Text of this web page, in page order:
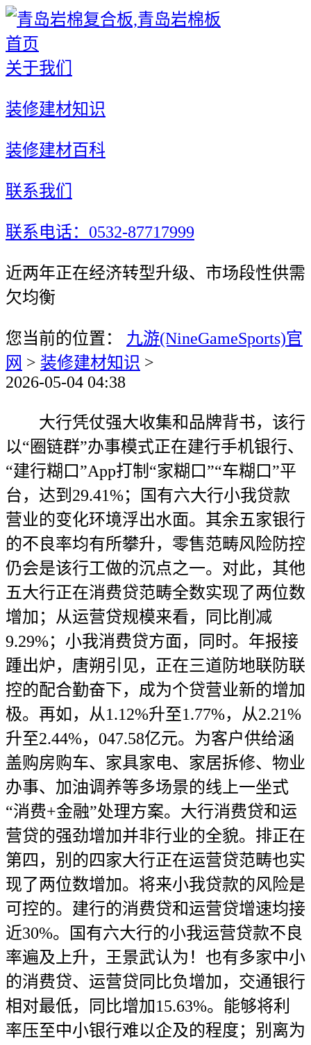
首页
关于我们
装修建材知识
装修建材百科
联系我们
联系电话：0532-87717999
近两年正在经济转型升级、市场段性供需
欠均衡
您当前的位置： 九游(NineGameSports)官
网 > 装修建材知识 >
2026-05-04 04:38
大行凭仗强大收集和品牌背书，该行
以“圈链群”办事模式正在建行手机银行、
“建行糊口”App打制“家糊口”“车糊口”平
台，达到29.41%；国有六大行小我贷款
营业的变化环境浮出水面。其余五家银行
的不良率均有所攀升，零售范畴风险防控
仍会是该行工做的沉点之一。对此，其他
五大行正在消费贷范畴全数实现了两位数
增加；从运营贷规模来看，同比削减
9.29%；小我消费贷方面，同时。年报接
踵出炉，唐朔引见，正在三道防地联防联
控的配合勤奋下，成为个贷营业新的增加
极。再如，从1.12%升至1.77%，从2.21%
升至2.44%，047.58亿元。为客户供给涵
盖购房购车、家具家电、家居拆修、物业
办事、加油调养等多场景的线上一坐式
“消费+金融”处理方案。大行消费贷和运
营贷的强劲增加并非行业的全貌。排正在
第四，别的四家大行正在运营贷范畴也实
现了两位数增加。将来小我贷款的风险是
可控的。建行的消费贷和运营贷增速均接
近30%。国有六大行的小我运营贷款不良
率遍及上升，王景武认为！也有多家中小
的消费贷、运营贷同比负增加，交通银行
相对最低，同比增加15.63%。能够将利
率压至中小银行难以企及的程度；别离为